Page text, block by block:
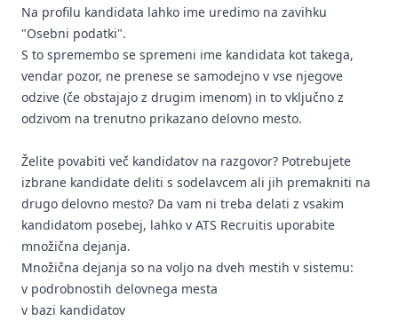
Na profilu kandidata lahko ime uredimo na zavihku
"Osebni podatki".
S to spremembo se spremeni ime kandidata kot takega,
vendar pozor, ne prenese se samodejno v vse njegove
odzive (če obstajajo z drugim imenom) in to vključno z
odzivom na trenutno prikazano delovno mesto.
Želite povabiti več kandidatov na razgovor? Potrebujete
izbrane kandidate deliti s sodelavcem ali jih premakniti na
drugo delovno mesto? Da vam ni treba delati z vsakim
kandidatom posebej, lahko v ATS Recruitis uporabite
množična dejanja.
Množična dejanja so na voljo na dveh mestih v sistemu:
v podrobnostih delovnega mesta
v bazi kandidatov